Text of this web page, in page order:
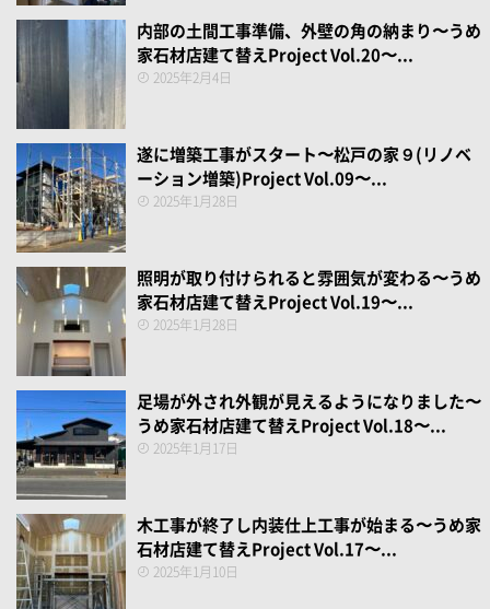
内部の土間工事準備、外壁の角の納まり〜うめ
家石材店建て替えProject Vol.20〜...
2025年2月4日
遂に増築工事がスタート〜松戸の家９(リノベ
ーション増築)Project Vol.09〜...
2025年1月28日
照明が取り付けられると雰囲気が変わる〜うめ
家石材店建て替えProject Vol.19〜...
2025年1月28日
足場が外され外観が見えるようになりました〜
うめ家石材店建て替えProject Vol.18〜...
2025年1月17日
木工事が終了し内装仕上工事が始まる〜うめ家
石材店建て替えProject Vol.17〜...
2025年1月10日